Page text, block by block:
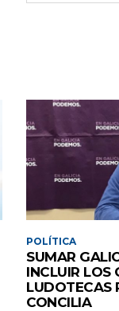
POLÍTICA
SUMAR
INCLUIR LOS
LUDOTECAS
CONCILIA